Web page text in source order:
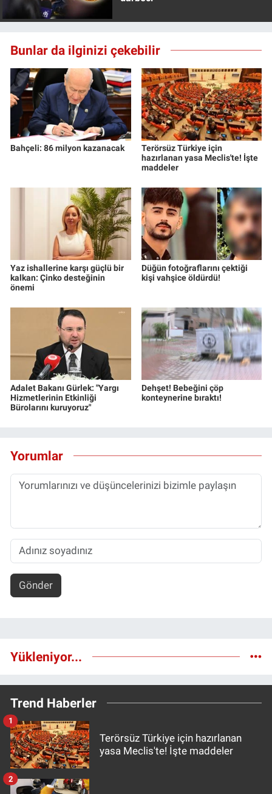
Bunlar da ilginizi çekebilir
Bahçeli: 86 milyon kazanacak
Terörsüz Türkiye için
hazırlanan yasa Meclis'te! İşte
maddeler
Yaz ishallerine karşı güçlü bir
kalkan: Çinko desteğinin
önemi
Düğün fotoğraflarını çektiği
kişi vahşice öldürdü!
Adalet Bakanı Gürlek: "Yargı
Hizmetlerinin Etkinliği
Bürolarını kuruyoruz"
Dehşet! Bebeğini çöp
konteynerine bıraktı!
Yorumlar
Gönder
Yükleniyor...
Trend Haberler
Terörsüz Türkiye için hazırlanan
yasa Meclis'te! İşte maddeler
1
2